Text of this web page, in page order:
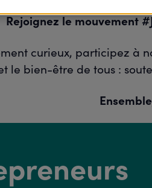
Rejoignez le mouvement
curieux, participez à
le bien-être de tous :